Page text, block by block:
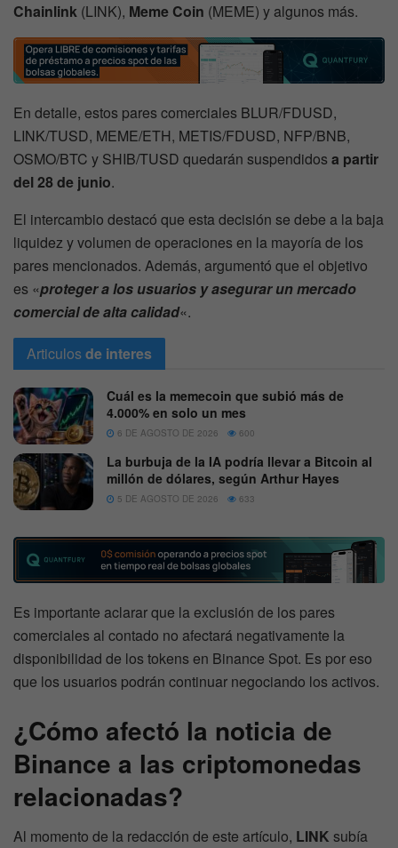
Chainlink (LINK), Meme Coin (MEME) y algunos más.
En detalle, estos pares comerciales BLUR/FDUSD,
LINK/TUSD, MEME/ETH, METIS/FDUSD, NFP/BNB,
OSMO/BTC y SHIB/TUSD quedarán suspendidosa partir
del 28 de junio.
El intercambio destacó que esta decisión se debe a la baja
liquidez y volumen de operaciones en la mayoría de los
pares mencionados. Además, argumentó que el objetivo
es «proteger a los usuarios y asegurar un mercado
comercial de alta calidad«.
Articulosde interes
Cuál es la memecoin que subió más de
4.000% en solo un mes
6 DE AGOSTO DE 2026 600
La burbuja de la IA podría llevar a Bitcoin al
millón de dólares, según Arthur Hayes
5 DE AGOSTO DE 2026 633
Es importante aclarar que la exclusión de los pares
comerciales al contado no afectará negativamente la
disponibilidad de los tokens en Binance Spot. Es por eso
que los usuarios podrán continuar negociando los activos.
¿Cómo afectó la noticia de
Binance a las criptomonedas
relacionadas?
Al momento de la redacción de este artículo, LINK subía